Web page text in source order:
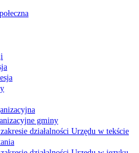
gminy
działalności Urzędu w tekście